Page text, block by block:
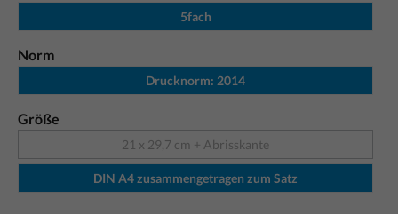
5fach
Norm
Drucknorm: 2014
Größe
21 x 29,7 cm + Abrisskante
DIN A4 zusammengetragen zum Satz